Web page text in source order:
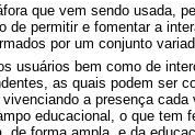
que vem sendo usada,
de permitir e fomentar a
por um conjunto
usuários bem como de
as quais podem ser
a presença
educacional, o que tem